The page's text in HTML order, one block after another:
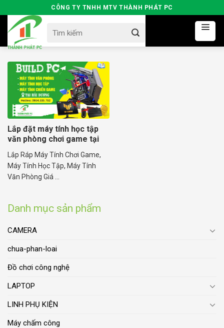
to
content
CÔNG TY TNHH MTV THÀNH PHÁT PC
for:
Danh mục sản phẩm
CAMERA
chua-phan-loai
Đồ chơi công nghệ
LAPTOP
LINH PHỤ KIỆN
Máy chấm công
Lắp đặt máy tính học tập
văn phòng chơi game tại
Hải Dương
Lắp Ráp Máy Tính Chơi Game,
Máy Tính Học Tập, Máy Tính
Văn Phòng Giá ...